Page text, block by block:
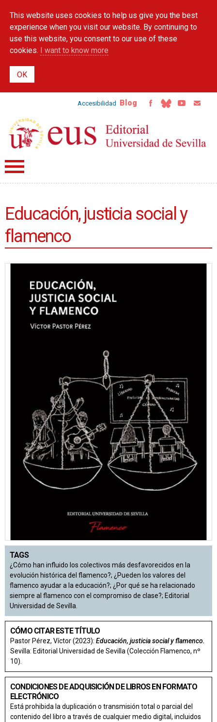
main
content
This website uses cookies to help us give you the best
experience when you visit our website. By continuing to
use this website, you consent to our use of these
cookies. I want to know more
Accesibilidad Blog
Educación, justicia social y
flamenco
TAGS
¿Cómo han influido los colectivos más desfavorecidos en la
evolución histórica del flamenco?; ¿Pueden los valores del
flamenco ayudar a la educación?; ¿Por qué se ha relacionado
siempre al flamenco con el compromiso de clase?; Editorial
Universidad de Sevilla.
CÓMO CITAR ESTE TÍTULO
Pastor Pérez, Víctor (2023): Educación, justicia social y flamenco.
Sevilla: Editorial Universidad de Sevilla (Colección Flamenco, nº
10).
CONDICIONES DE ADQUISICIÓN DE LIBROS EN FORMATO
ELECTRÓNICO
Está prohibida la duplicación o transmisión total o parcial del
contenido del libro a través de cualquier medio digital, incluidos